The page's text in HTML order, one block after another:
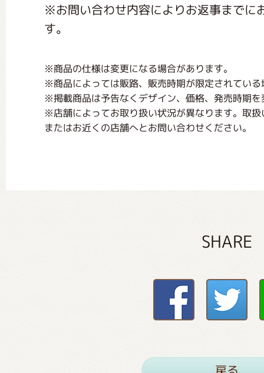
※お問い合わせ内容によりお返事までに
す。
※商品の仕様は変更になる場合があります。
※商品によっては販路、販売時期が限定されてい
※掲載商品は予告なくデザイン、価格、発売時期
※店舗によってお取り扱い状況が異なります。取
またはお近くの店舗へとお問い合わせください。
SHARE